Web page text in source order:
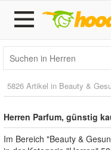
5826 Artikel in Beauty &
Herren Parfum, günstig
Im Bereich "Beauty &